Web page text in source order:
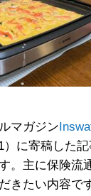
マガジン
）に寄稿した
。主に保険流
きたい内容で